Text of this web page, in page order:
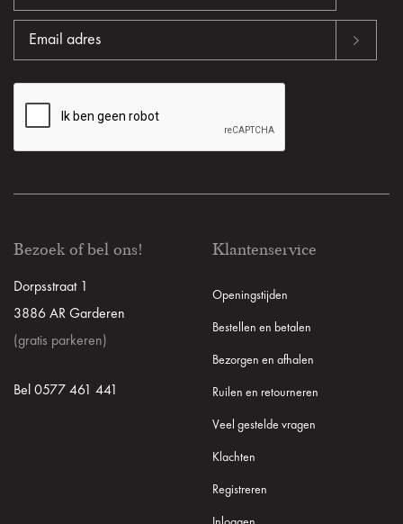
Bezoek of bel ons!
Dorpsstraat 1
3886 AR Garderen
(gratis parkeren)
Bel 0577 461 441
Klantenservice
Openingstijden
Bestellen en betalen
Bezorgen en afhalen
Ruilen en retourneren
Veel gestelde vragen
Klachten
Registreren